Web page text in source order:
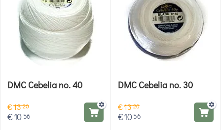
DMC Cebelia no. 40
€1320
€10 56
DMC Cebelia no. 30
€1320
€10 56